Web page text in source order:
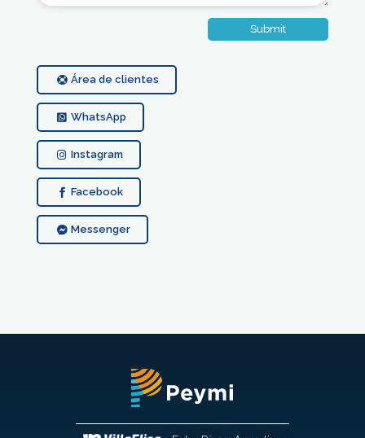
Submit
Área de clientes
WhatsApp
Instagram
Facebook
Messenger